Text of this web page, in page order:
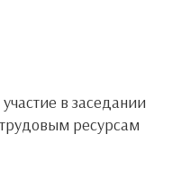
в заседании
ресурсам